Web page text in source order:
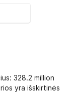
328.2 million
yra išskirtinės